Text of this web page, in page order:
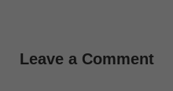
Leave a Comment